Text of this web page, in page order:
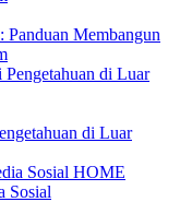
Panduan Membangun
di Luar
HOME
Sosial